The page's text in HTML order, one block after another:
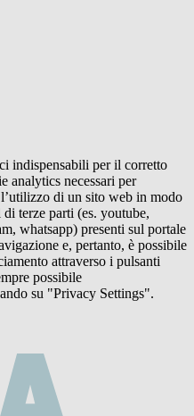
indispensabili per il corretto
analytics necessari per
di un sito web in modo
terze parti (es. youtube,
whatsapp) presenti sul portale
e, pertanto, è possibile
attraverso i pulsanti
possibile
su "Privacy Settings".